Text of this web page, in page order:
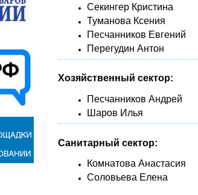
Секингер Кристина
Туманова Ксения
Песчанников Евгений
Перегудин Антон
Хозяйственный сектор:
Песчанников Андрей
Шаров Илья
Санитарный сектор:
Комнатова Анастасия
Соловьева Елена